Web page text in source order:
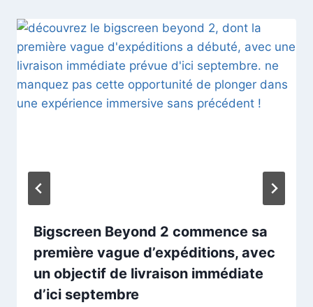
Bigscreen Beyond 2 commence sa
première vague d’expéditions, avec
un objectif de livraison immédiate
d’ici septembre